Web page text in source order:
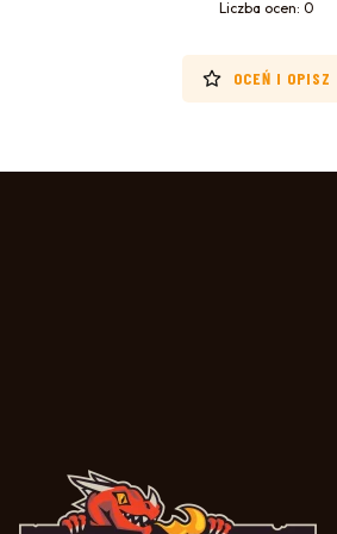
Liczba ocen: 0
OCEŃ I OPISZ